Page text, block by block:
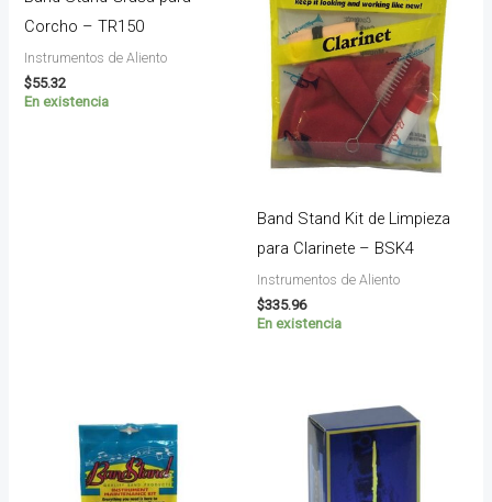
Corcho – TR150
Instrumentos de Aliento
$55.32
En existencia
Band Stand Kit de Limpieza
para Clarinete – BSK4
Instrumentos de Aliento
$335.96
En existencia